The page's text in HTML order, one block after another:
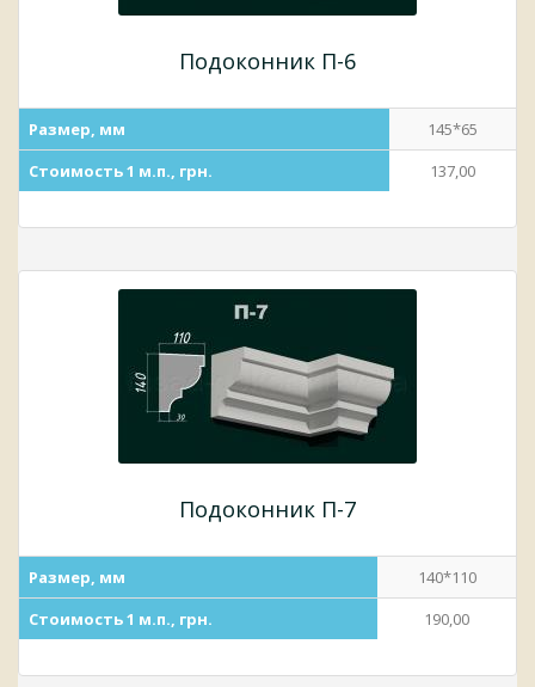
Подоконник П-6
Размер, мм
145*65
Стоимость 1 м.п., грн.
137,00
Подоконник П-7
Размер, мм
140*110
Стоимость 1 м.п., грн.
190,00